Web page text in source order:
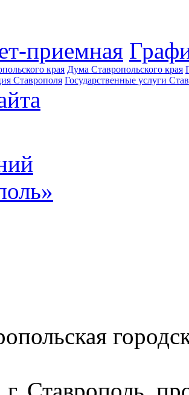
приемная
края Дума Ставропольского края
Ставрополя Государственные услуги